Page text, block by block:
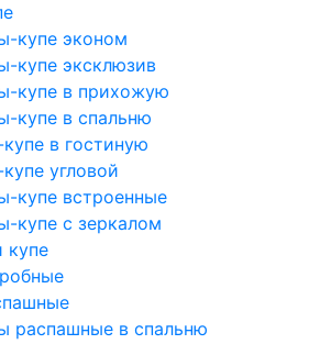
купе эконом
купе эксклюзив
купе в прихожую
купе в спальню
в гостиную
угловой
купе встроенные
купе с зеркалом
купе
распашные в спальню